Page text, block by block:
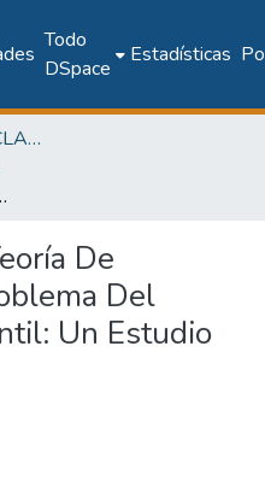
Todo
DSpace
Estadísticas
RedGuia / Congresos CLABES
Un Estudio De Caso
De
Del
Un Estudio